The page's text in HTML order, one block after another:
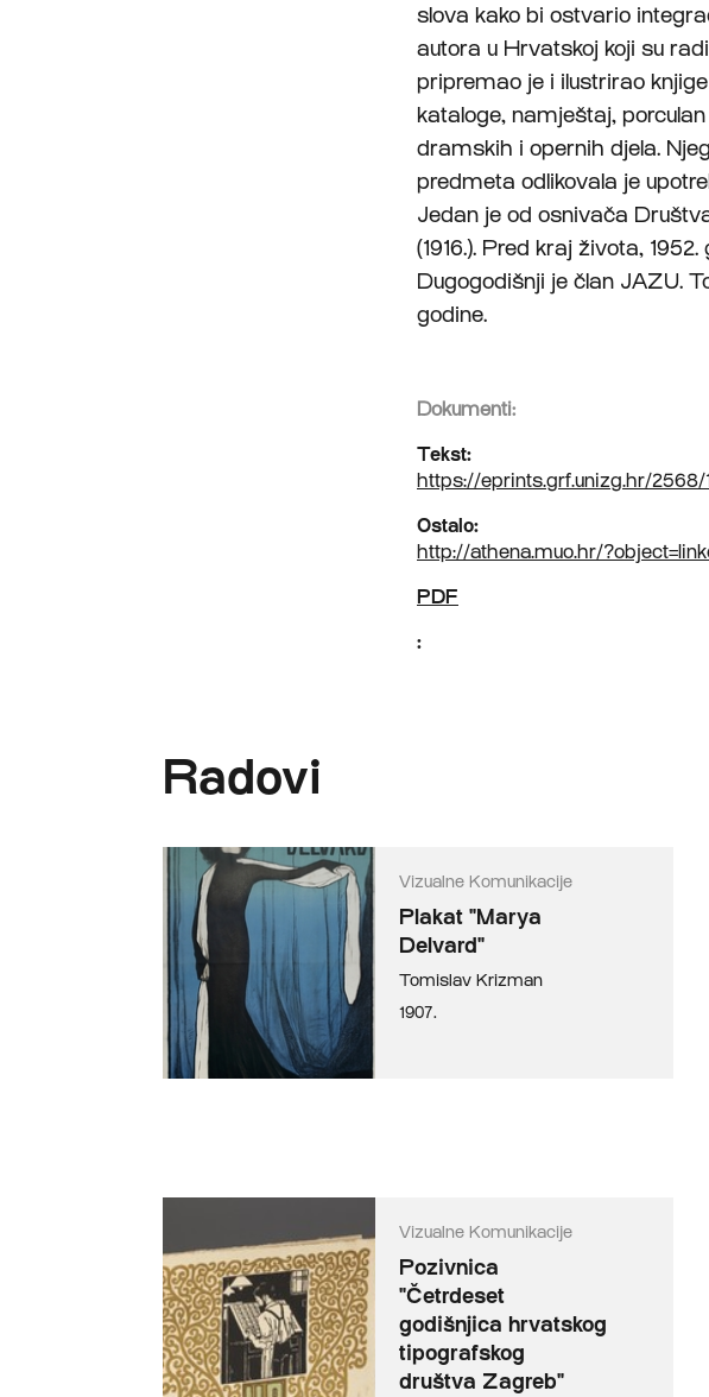
slova kako bi ostvario
autora u Hrvatskoj koji su
pripremao je i ilustrirao
kataloge, namještaj,
dramskih i opernih djela.
predmeta odlikovala je
Jedan je od osnivača
(1916.). Pred kraj života,
Dugogodišnji je član JAZU.
godine.
Dokumenti:
Tekst:
https://eprints.grf.unizg.hr/
Ostalo:
http://athena.muo.hr/
PDF
:
Radovi
Vizualne Komunikacije
Plakat "Marya
Delvard"
Tomislav Krizman
1907.
Vizualne Komunikacije
Pozivnica
"Četrdeset
godišnjica hrvatskog
tipografskog
društva Zagreb"